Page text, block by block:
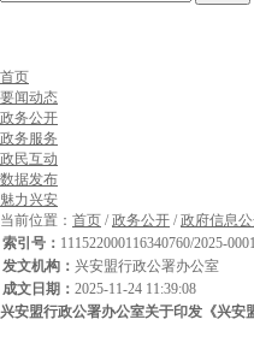
首页
要闻动态
政务公开
政务服务
政民互动
数据发布
魅力兴安
当前位置： 首页 /政务公开 /政府信息
索引号： 111522000116340760/2025-
发文机构： 兴安盟行政公署办公室
成文日期： 2025-11-24 11:39:08
兴安盟行政公署办公室关于印发《兴安